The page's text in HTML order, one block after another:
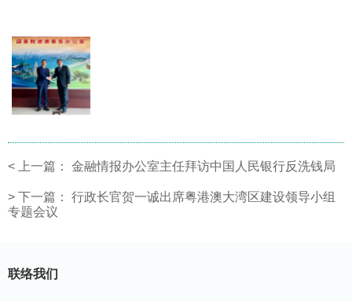
< 上一篇： 金融情报办公室主任拜访中国人民银行反洗钱局
> 下一篇：
行政长官贺一诚出席粤港澳大湾区建设领导小组
专题会议
联络我们